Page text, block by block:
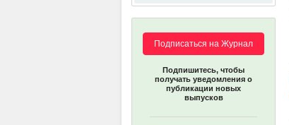
Подписаться на Журнал
Подпишитесь, чтобы
получать уведомления о
публикации новых
выпусков